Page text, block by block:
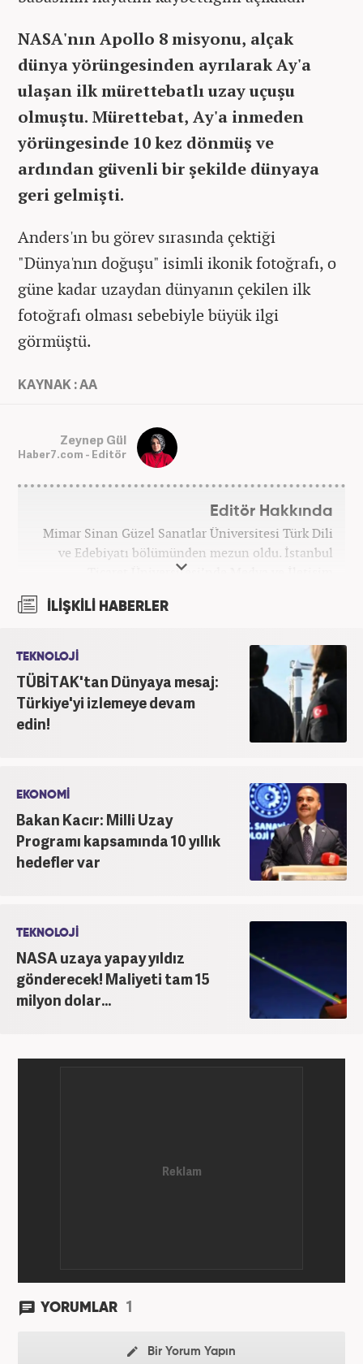
NASA'nın Apollo 8 misyonu, alçak
dünya yörüngesinden ayrılarak Ay'a
ulaşan ilk mürettebatlı uzay uçuşu
olmuştu. Mürettebat, Ay'a inmeden
yörüngesinde 10 kez dönmüş ve
ardından güvenli bir şekilde dünyaya
geri gelmişti.
Anders'ın bu görev sırasında çektiği
"Dünya'nın doğuşu" isimli ikonik fotoğrafı, o
güne kadar uzaydan dünyanın çekilen ilk
fotoğrafı olması sebebiyle büyük ilgi
görmüştü.
KAYNAK : AA
Zeynep Gül
Haber7.com - Editör
Editör Hakkında
Mimar Sinan Güzel Sanatlar Üniversitesi Türk Dili
ve Edebiyatı bölümünden mezun oldu. İstanbul
Ticaret Üniversitesi’nde Medya ve İletişim
hayatına Yeni Şafak’ta başladı. 10 yıl gündem ve dış
Üniversitesi Radyo, Sinema ve Televizyon
bölümünde doktora öğrenimi görmektedir. Ocak
2023'ten bu yana Haber7.com'da ‘Dış Haberler
Editörü’ olarak görev yapmaktadır.
İLİŞKİLİ HABERLER
TEKNOLOJİ
TÜBİTAK'tan Dünyaya mesaj:
Türkiye'yi izlemeye devam
edin!
EKONOMİ
Bakan Kacır: Milli Uzay
Programı kapsamında 10 yıllık
hedefler var
TEKNOLOJİ
NASA uzaya yapay yıldız
gönderecek! Maliyeti tam 15
milyon dolar...
YORUMLAR 1
Bir Yorum Yapın